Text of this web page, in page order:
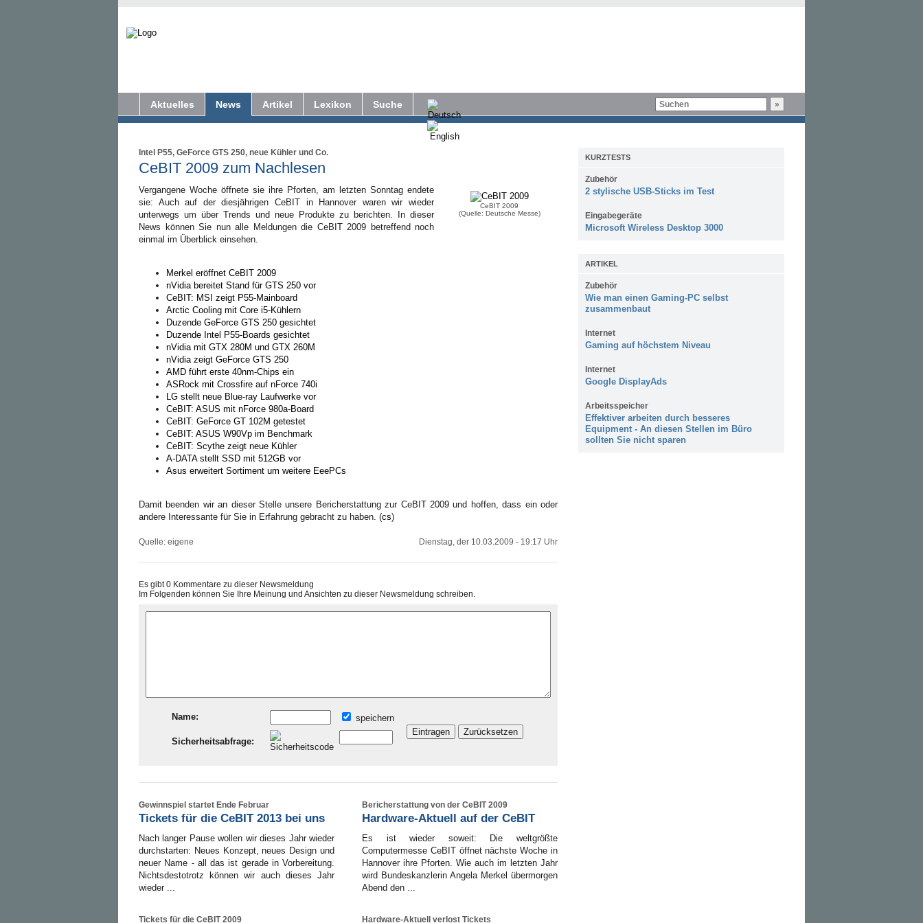
Aktuelles News Artikel Lexikon Suche
Intel P55, GeForce GTS 250, neue Kühler und Co.
CeBIT 2009 zum Nachlesen
CeBIT 2009
(Quelle: Deutsche Messe)
Vergangene Woche öffnete sie ihre Pforten, am letzten Sonntag endete
sie: Auch auf der diesjährigen CeBIT in Hannover waren wir wieder
unterwegs um über Trends und neue Produkte zu berichten. In dieser
News können Sie nun alle Meldungen die CeBIT 2009 betreffend noch
einmal im Überblick einsehen.
Merkel eröffnet CeBIT 2009
nVidia bereitet Stand für GTS 250 vor
CeBIT: MSI zeigt P55-Mainboard
Arctic Cooling mit Core i5-Kühlern
Duzende GeForce GTS 250 gesichtet
Duzende Intel P55-Boards gesichtet
nVidia mit GTX 280M und GTX 260M
nVidia zeigt GeForce GTS 250
AMD führt erste 40nm-Chips ein
ASRock mit Crossfire auf nForce 740i
LG stellt neue Blue-ray Laufwerke vor
CeBIT: ASUS mit nForce 980a-Board
CeBIT: GeForce GT 102M getestet
CeBIT: ASUS W90Vp im Benchmark
CeBIT: Scythe zeigt neue Kühler
A-DATA stellt SSD mit 512GB vor
Asus erweitert Sortiment um weitere EeePCs
Damit beenden wir an dieser Stelle unsere Bericherstattung zur CeBIT 2009 und hoffen, dass ein oder
andere Interessante für Sie in Erfahrung gebracht zu haben. (cs)
Quelle: eigene Dienstag, der 10.03.2009 - 19:17 Uhr
Es gibt 0 Kommentare zu dieser Newsmeldung
Im Folgenden können Sie Ihre Meinung und Ansichten zu dieser Newsmeldung schreiben.
Name: speichern
Sicherheitsabfrage:
Gewinnspiel startet Ende Februar
Tickets für die CeBIT 2013 bei uns
Nach langer Pause wollen wir dieses Jahr wieder
durchstarten: Neues Konzept, neues Design und
neuer Name - all das ist gerade in Vorbereitung.
Nichtsdestotrotz können wir auch dieses Jahr
wieder ...
Bericherstattung von der CeBIT 2009
Hardware-Aktuell auf der CeBIT
Es ist wieder soweit: Die weltgrößte
Computermesse CeBIT öffnet nächste Woche in
Hannover ihre Pforten. Wie auch im letzten Jahr
wird Bundeskanzlerin Angela Merkel übermorgen
Abend den ...
Tickets für die CeBIT 2009 Hardware-Aktuell verlost Tickets
KURZTESTS
Zubehör
2 stylische USB-Sticks im Test
Eingabegeräte
Microsoft Wireless Desktop 3000
ARTIKEL
Zubehör
Wie man einen Gaming-PC selbst
zusammenbaut
Internet
Gaming auf höchstem Niveau
Internet
Google DisplayAds
Arbeitsspeicher
Effektiver arbeiten durch besseres
Equipment - An diesen Stellen im Büro
sollten Sie nicht sparen